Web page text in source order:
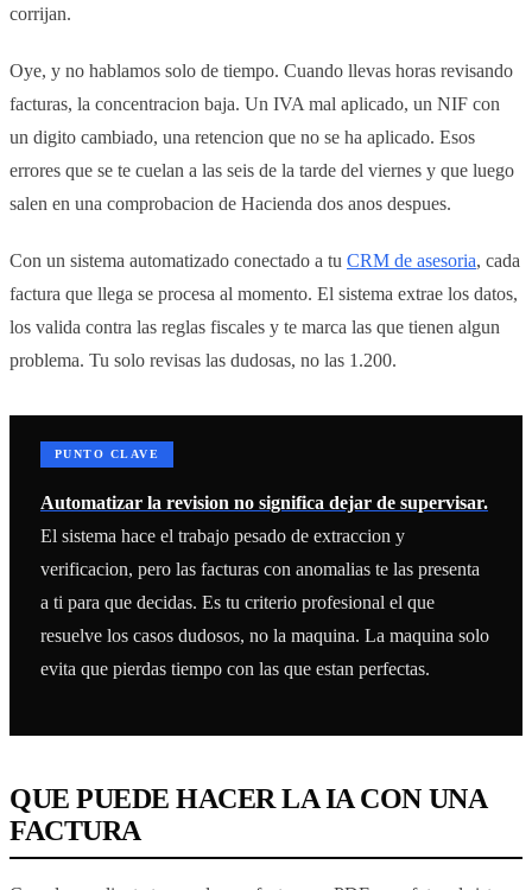
corrijan.
Oye, y no hablamos solo de tiempo. Cuando llevas horas revisando
facturas, la concentracion baja. Un IVA mal aplicado, un NIF con
un digito cambiado, una retencion que no se ha aplicado. Esos
errores que se te cuelan a las seis de la tarde del viernes y que luego
salen en una comprobacion de Hacienda dos anos despues.
Con un sistema automatizado conectado a tu CRM de asesoria, cada
factura que llega se procesa al momento. El sistema extrae los datos,
los valida contra las reglas fiscales y te marca las que tienen algun
problema. Tu solo revisas las dudosas, no las 1.200.
PUNTO CLAVE
Automatizar la revision no significa dejar de supervisar.
El sistema hace el trabajo pesado de extraccion y
verificacion, pero las facturas con anomalias te las presenta
a ti para que decidas. Es tu criterio profesional el que
resuelve los casos dudosos, no la maquina. La maquina solo
evita que pierdas tiempo con las que estan perfectas.
QUE PUEDE HACER LA IA CON UNA
FACTURA